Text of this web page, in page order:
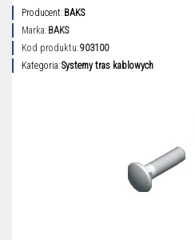
Producent: BAKS
Marka: BAKS
Kod produktu:903100
Kategoria:Systemy tras kablowych